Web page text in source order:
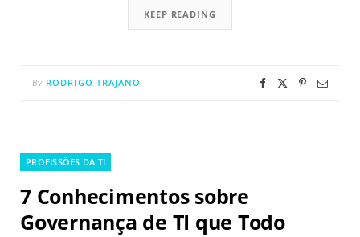
KEEP READING
By RODRIGO TRAJANO
PROFISSÕES DA TI
7 Conhecimentos sobre
Governança de TI que Todo